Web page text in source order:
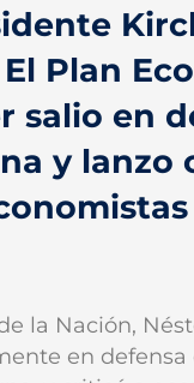
Plan
salio en
y lanzo
la Nación,
en